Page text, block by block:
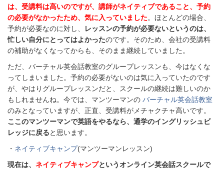
は、受講料は高いのですが、講師がネイティブであること、予約
の必要がなかったため、気に入っていました。ほとんどの場合、
予約が必要なのに対し、
レッスンの予約が必要ないというのは、
忙しい自分にとってはよかったのです。そのため、会社の受講料
の補助がなくなってからも、そのまま継続していました。
ただ、バーチャル英会話教室のグループレッスンも、今はなくな
ってしまいました。予約の必要がないのは気に入っていたのです
が、やはりグループレッスンだと、スクールの継続は難しいのか
もしれませんね。今では、マンツーマンの バーチャル英会話教室
のみとなっていますが、正直、受講料がメチャクチャ高いです。
ここのマンツーマンで英語をやるなら、通学のイングリッシュビ
レッジに戻ると思います。
・ ネイティブキャンプ(マンツーマンレッスン)
現在は、 ネイティブキャンプというオンライン英会話スクールで